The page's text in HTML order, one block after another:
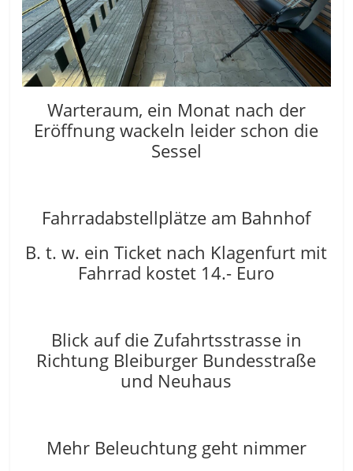
Warteraum, ein Monat nach der
Eröffnung wackeln leider schon die
Sessel
Fahrradabstellplätze am Bahnhof
B. t. w. ein Ticket nach Klagenfurt mit
Fahrrad kostet 14.- Euro
Blick auf die Zufahrtsstrasse in
Richtung Bleiburger Bundesstraße
und Neuhaus
Mehr Beleuchtung geht nimmer